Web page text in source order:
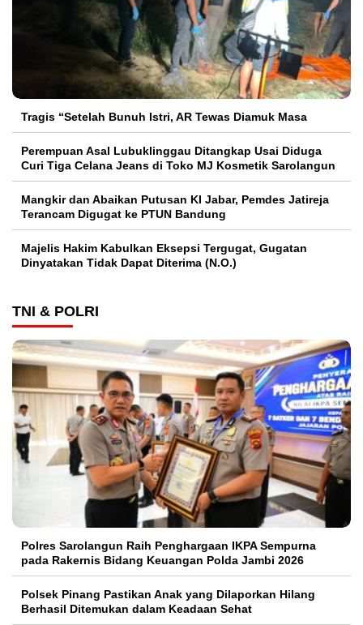
Tragis “Setelah Bunuh Istri, AR Tewas Diamuk Masa
Perempuan Asal Lubuklinggau Ditangkap Usai Diduga
Curi Tiga Celana Jeans di Toko MJ Kosmetik Sarolangun
Mangkir dan Abaikan Putusan KI Jabar, Pemdes Jatireja
Terancam Digugat ke PTUN Bandung
Majelis Hakim Kabulkan Eksepsi Tergugat, Gugatan
Dinyatakan Tidak Dapat Diterima (N.O.)
TNI & POLRI
Polres Sarolangun Raih Penghargaan IKPA Sempurna
pada Rakernis Bidang Keuangan Polda Jambi 2026
Polsek Pinang Pastikan Anak yang Dilaporkan Hilang
Berhasil Ditemukan dalam Keadaan Sehat